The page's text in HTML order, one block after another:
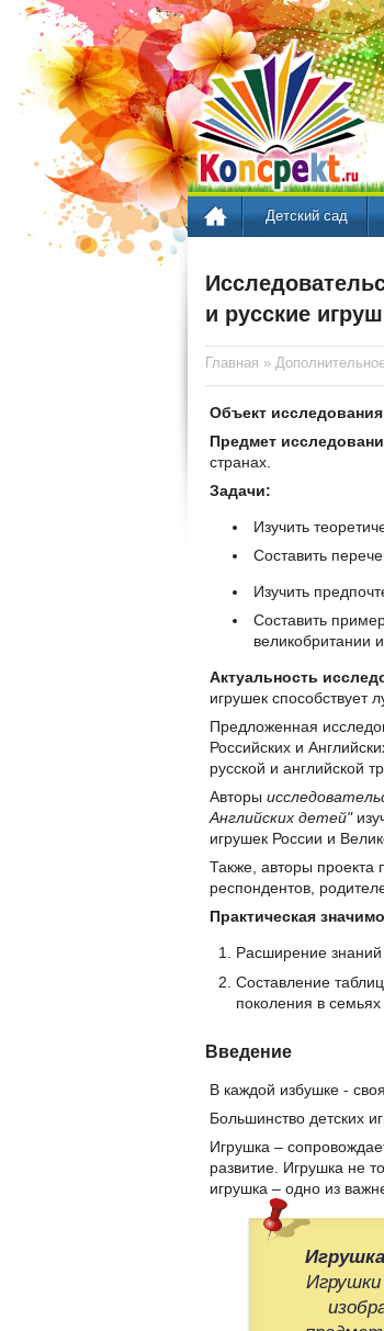
Детский сад
и русские
Главная »
Объект
Предмет
странах.
Задачи:
Изучить
Составить
Изучить
Составить
великобритании
Актуальность
игрушек способствует
Предложенная
Российских и
русской и английской
Авторы
Английских детей"
игрушек России и
Также, авторы
респондентов,
Практическая
Расширение знаний
Составление
поколения в семьях
Введение
В каждой избушке -
Большинство детских
Игрушка –
развитие. Игрушка не
игрушка – одно из
Игрушка